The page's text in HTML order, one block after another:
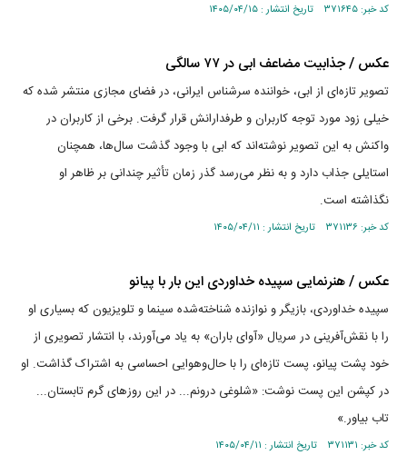
کد خبر: ۳۷۱۶۴۵ تاریخ انتشار : ۱۴۰۵/۰۴/۱۵
عکس / جذابیت مضاعف ابی در ۷۷ سالگی
تصویر تازه‌ای از ابی، خواننده سرشناس ایرانی، در فضای مجازی منتشر شده که
خیلی زود مورد توجه کاربران و طرفدارانش قرار گرفت. برخی از کاربران در
واکنش به این تصویر نوشته‌اند که ابی با وجود گذشت سال‌ها، همچنان
استایلی جذاب دارد و به نظر می‌رسد گذر زمان تأثیر چندانی بر ظاهر او
نگذاشته است.
کد خبر: ۳۷۱۱۳۶ تاریخ انتشار : ۱۴۰۵/۰۴/۱۱
عکس / هنرنمایی سپیده خداوردی این بار با پیانو
سپیده خداوردی، بازیگر و نوازنده شناخته‌شده سینما و تلویزیون که بسیاری او
را با نقش‌آفرینی در سریال «آوای باران» به یاد می‌آورند، با انتشار تصویری از
خود پشت پیانو، پست تازه‌ای را با حال‌وهوایی احساسی به اشتراک گذاشت. او
در کپشن این پست نوشت: «شلوغی درونم... در این روز‌های گرم تابستان...
تاب بیاور.»
کد خبر: ۳۷۱۱۳۱ تاریخ انتشار : ۱۴۰۵/۰۴/۱۱